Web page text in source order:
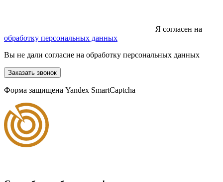
Я согласен на
обработку персональных данных
Вы не дали согласие на обработку персональных данных
Заказать звонок
Форма защищена Yandex SmartCaptcha